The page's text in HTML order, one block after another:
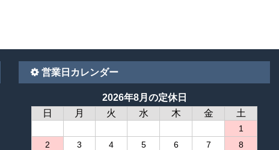
営業日カレンダー
2026年8月の定休日
日
月 火 水 木 金 土
1
2
3 4 5 6 7 8